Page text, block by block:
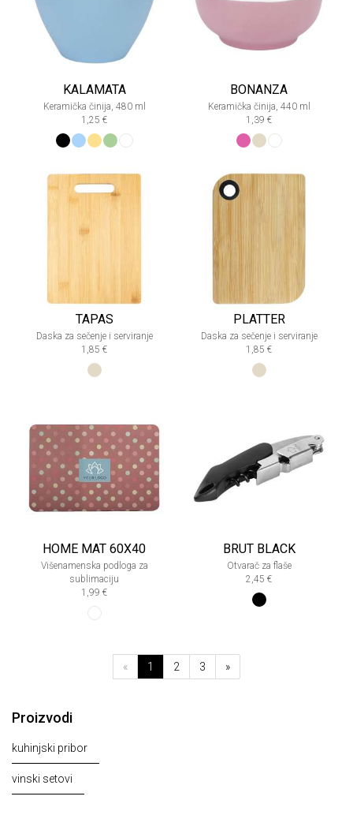
KALAMATA
Keramička činija, 480 ml
1,25 €
BONANZA
Keramička činija, 440 ml
1,39 €
TAPAS
Daska za sečenje i serviranje
1,85 €
PLATTER
Daska za sečenje i serviranje
1,85 €
HOME MAT 60X40
Višenamenska podloga za
sublimaciju
1,99 €
BRUT BLACK
Otvarač za flaše
2,45 €
« 1 2 3 »
Proizvodi
kuhinjski pribor
vinski setovi